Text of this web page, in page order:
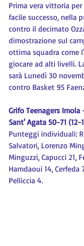
Prima vera vittoria
facile successo, nella
contro il decimato
dimostrazione sul
ottima squadra come
giocare ad alti livelli.
sarà Lunedì 30
contro Basket 95
Grifo Teenagers Imola
Sant' Agata 50-71 (12-
Punteggi individuali:
Salvatori, Lorenzo
Minguzzi, Capucci 21,
Hamdaoui 14, Cerfeda
Pelliccia 4.